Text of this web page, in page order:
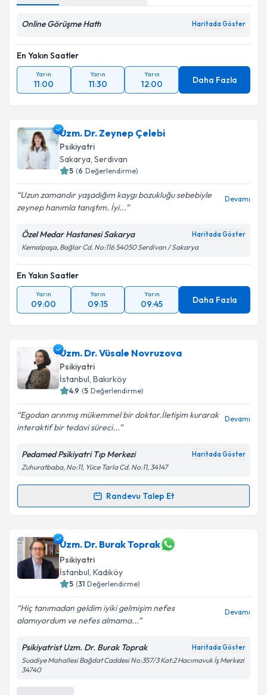
Online Görüşme Hattı Haritada Göster
En Yakın Saatler
Yarın
11:00
Yarın
11:30
Yarın
12:00 Daha Fazla
Uzm. Dr. Zeynep Çelebi
Psikiyatri
Sakarya, Serdivan
5 (6 Değerlendirme)
Uzun zamandır yaşadığım kaygı bozukluğu sebebiyle
zeynep hanımla tanıştım. İyi...
Devamı
Özel Medar Hastanesi Sakarya Haritada Göster
Kemalpaşa, Bağlar Cd. No:116 54050 Serdivan / Sakarya
En Yakın Saatler
Yarın
09:00
Yarın
09:15
Yarın
09:45 Daha Fazla
Uzm. Dr. Vüsale Novruzova
Psikiyatri
İstanbul, Bakırköy
4.9 (5 Değerlendirme)
Egodan arınmış mükemmel bir doktor.İletişim kurarak
interaktif bir tedavi süreci...
Devamı
Pedamed Psikiyatri Tıp Merkezi Haritada Göster
Zuhuratbaba, No:11, Yüce Tarla Cd. No:11, 34147
Randevu Talep Et
Randevu Takvimi Talebi
Uzm. Dr. Vüsale Novruzovaiçin randevu takvimi
talebi oluşturun. Size bu uzmandan randevu almanız
için bir takvim hazırlandığında e-posta ile
bilgilendireceğiz.
E-posta Adresiniz
Kişisel verilerimin işlenmesine ilişkinAydınlatma
Uzm. Dr. Burak Toprak
Psikiyatri
İstanbul, Kadıköy
5 (31 Değerlendirme)
Hiç tanımadan geldim iyiki gelmişim nefes
alamıyordum ve nefes almama...
Devamı
Psikiyatrist Uzm. Dr. Burak Toprak Haritada Göster
Suadiye Mahallesi Bağdat Caddesi No:357/3 Kat:2 Hacımavuk İş Merkezi
34740